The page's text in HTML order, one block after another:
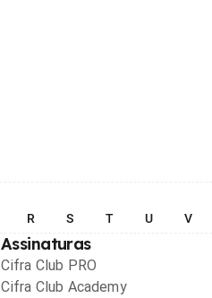
R S T U V
Assinaturas
Cifra Club PRO
Cifra Club Academy